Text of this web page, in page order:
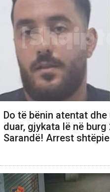
Do të bënin atentat
duar, gjykata lë në
Sarandë! Arrest